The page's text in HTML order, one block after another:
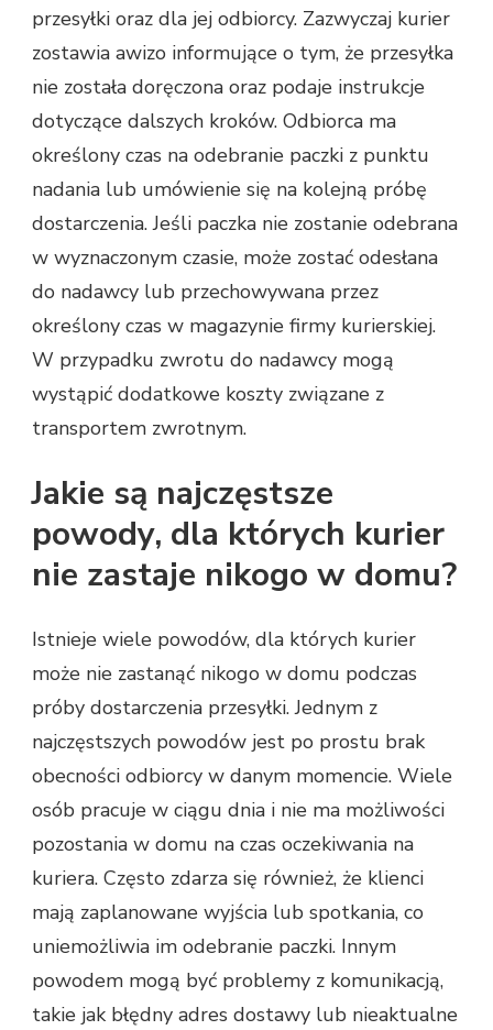
przesyłki oraz dla jej odbiorcy. Zazwyczaj kurier
zostawia awizo informujące o tym, że przesyłka
nie została doręczona oraz podaje instrukcje
dotyczące dalszych kroków. Odbiorca ma
określony czas na odebranie paczki z punktu
nadania lub umówienie się na kolejną próbę
dostarczenia. Jeśli paczka nie zostanie odebrana
w wyznaczonym czasie, może zostać odesłana
do nadawcy lub przechowywana przez
określony czas w magazynie firmy kurierskiej.
W przypadku zwrotu do nadawcy mogą
wystąpić dodatkowe koszty związane z
transportem zwrotnym.
Jakie są najczęstsze
powody, dla których kurier
nie zastaje nikogo w domu?
Istnieje wiele powodów, dla których kurier
może nie zastanąć nikogo w domu podczas
próby dostarczenia przesyłki. Jednym z
najczęstszych powodów jest po prostu brak
obecności odbiorcy w danym momencie. Wiele
osób pracuje w ciągu dnia i nie ma możliwości
pozostania w domu na czas oczekiwania na
kuriera. Często zdarza się również, że klienci
mają zaplanowane wyjścia lub spotkania, co
uniemożliwia im odebranie paczki. Innym
powodem mogą być problemy z komunikacją,
takie jak błędny adres dostawy lub nieaktualne